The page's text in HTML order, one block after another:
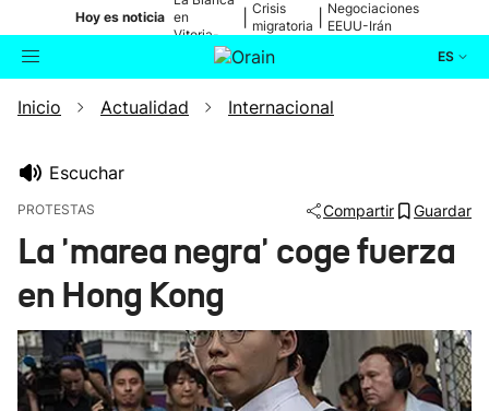
Hoy es noticia en
Vitoria-
Gasteiz
Crisis
migratoria
Negociaciones
EEUU-Irán
ES
Buscador Actualidad
Ikusmiran
Eguraldia
Inicio Actualidad Internacional
Escuchar
PROTESTAS Compartir Guardar
La 'marea negra' coge fuerza
en Hong Kong